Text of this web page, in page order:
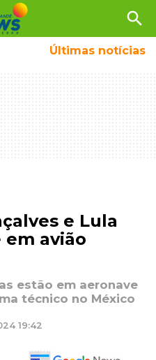
search
Últimas notícias
e Lula
avião
estão em aeronave
técnico no México
19:42